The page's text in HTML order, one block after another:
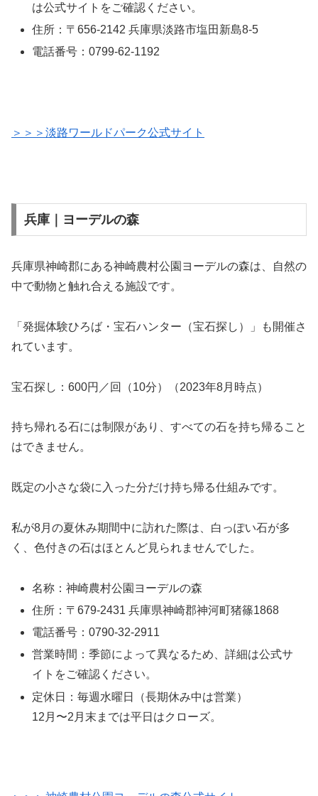
は公式サイトをご確認ください。
住所：〒656-2142 兵庫県淡路市塩田新島8-5
電話番号：0799-62-1192
＞＞＞淡路ワールドパーク公式サイト
兵庫｜ヨーデルの森
兵庫県神崎郡にある神崎農村公園ヨーデルの森は、自然の
中で動物と触れ合える施設です。
「発掘体験ひろば・宝石ハンター（宝石探し）」も開催さ
れています。
宝石探し：600円／回（10分）（2023年8月時点）
持ち帰れる石には制限があり、すべての石を持ち帰ること
はできません。
既定の小さな袋に入った分だけ持ち帰る仕組みです。
私が8月の夏休み期間中に訪れた際は、白っぽい石が多
く、色付きの石はほとんど見られませんでした。
名称：神崎農村公園ヨーデルの森
住所：〒679-2431 兵庫県神崎郡神河町猪篠1868
電話番号：0790-32-2911
営業時間：季節によって異なるため、詳細は公式サ
イトをご確認ください。
定休日：毎週水曜日（長期休み中は営業）
12月〜2月末までは平日はクローズ。